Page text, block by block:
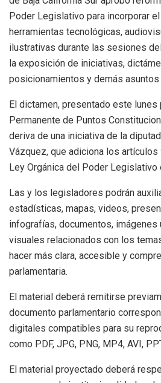
Poder Legislativo para incorporar
herramientas tecnológicas,
ilustrativas durante las sesiones
la exposición de iniciativas,
posicionamientos y demás asuntos
El dictamen, presentado este lunes
Permanente de Puntos
deriva de una iniciativa de la
Vázquez, que adiciona los
Ley Orgánica del Poder Legislativo
Las y los legisladores podrán
estadísticas, mapas, videos,
infografías, documentos,
visuales relacionados con los
hacer más clara, accesible y
parlamentaria.
El material deberá remitirse
documento parlamentario
digitales compatibles para su
como PDF, JPG, PNG, MP4, AVI,
El material proyectado deberá